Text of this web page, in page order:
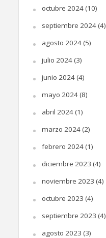
octubre 2024(10)
septiembre 2024(4)
agosto 2024(5)
julio 2024(3)
junio 2024(4)
mayo 2024(8)
abril 2024(1)
marzo 2024(2)
febrero 2024(1)
diciembre 2023 (4)
noviembre 2023 (4)
octubre 2023 (4)
septiembre 2023 (4)
agosto 2023 (3)